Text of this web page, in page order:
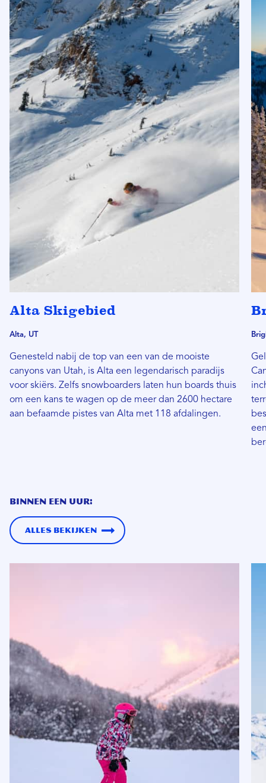
Alta Skigebied
Alta, UT
Genesteld nabij de top van een van de mooiste
canyons van Utah, is Alta een legendarisch paradijs
voor skiërs. Zelfs snowboarders laten hun boards thuis
om een ​​kans te wagen op de meer dan 2600 hectare
aan befaamde pistes van Alta met 118 afdalingen.
BINNEN EEN UUR:
Alles bekijken